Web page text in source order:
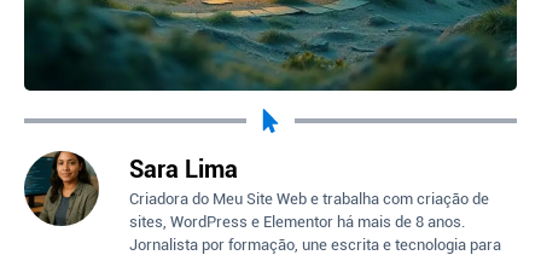
Sara Lima
Criadora do Meu Site Web e trabalha com criação de
sites, WordPress e Elementor há mais de 8 anos.
Jornalista por formação, une escrita e tecnologia para